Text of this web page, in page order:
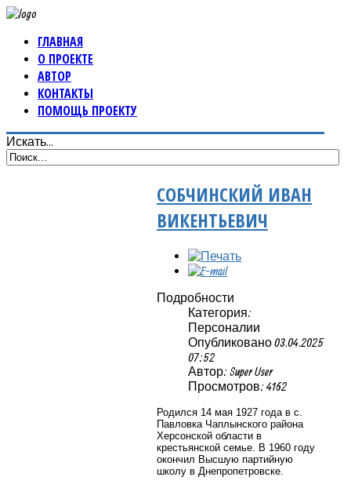
ГЛАВНАЯ
О ПРОЕКТЕ
АВТОР
КОНТАКТЫ
ПОМОЩЬ ПРОЕКТУ
Искать...
СОБЧИНСКИЙ ИВАН
ВИКЕНТЬЕВИЧ
Подробности
Категория:
Персоналии
Опубликовано 03.04.2025
07:52
Автор: Super User
Просмотров: 4162
Родился 14 мая 1927 года в с.
Павловка Чаплынского района
Херсонской области в
крестьянской семье. В 1960 году
окончил Высшую партийную
школу в Днепропетровске.